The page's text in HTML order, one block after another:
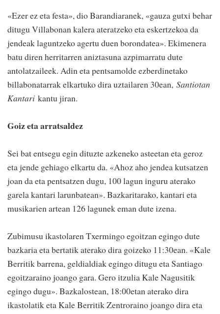
«Ezer ez eta festa», dio Barandiaranek, «gauza gutxi behar
ditugu Villabonan kalera ateratzeko eta eskertzekoa da
jendeak laguntzeko agertu duen borondatea». Ekimenera
batu diren herritarren aniztasuna azpimarratu dute
antolatzaileek. Adin eta pentsamolde ezberdinetako
billabonatarrak elkartuko dira uztailaren 30ean, Santiotan
Kantari kantu jiran.
Goiz eta arratsaldez
Sei bat entsegu egin dituzte azkeneko asteetan eta geroz
eta jende gehiago elkartu da. «Ahoz aho jendea kutsatzen
joan da eta pentsatzen dugu, 100 lagun inguru aterako
garela kantari larunbatean». Bazkaritarako, kantari eta
musikarien artean 126 lagunek eman dute izena.
Zubimusu ikastolaren Txermingo egoitzan egingo dute
bazkaria eta bertatik aterako dira goizeko 11:30ean. «Kale
Berritik barrena, geldialdiak egingo ditugu eta Santiago
egoitzaraino joango gara. Gero itzulia Kale Nagusitik
egingo dugu». Bazkalostean, 18:00etan aterako dira
ikastolatik eta Kale Berritik Zentroraino joango dira eta